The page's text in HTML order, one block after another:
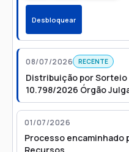
Desbloquear
08/07/2026 RECENTE
Distribuição por Sorteio
10.798/2026 Órgão
(DP2) Relator: 16544 -
01/07/2026
Processo encaminhado